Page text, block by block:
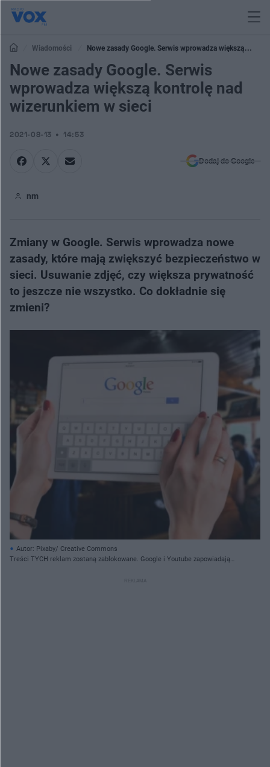
Wiadomości
Nowe zasady Google. Serwis wprowadza większą
kontrolę nad wizerunkiem w sieci
Nowe zasady Google. Serwis
wprowadza większą kontrolę nad
wizerunkiem w sieci
2021-08-13 14:53
Dodaj do Google
nm
Zmiany w Google. Serwis wprowadza nowe
zasady, które mają zwiększyć bezpieczeństwo w
sieci. Usuwanie zdjęć, czy większa prywatność
to jeszcze nie wszystko. Co dokładnie się
zmieni?
Autor: Pixaby/ Creative Commons
Treści TYCH reklam zostaną zablokowane. Google i Youtube zapowiadają